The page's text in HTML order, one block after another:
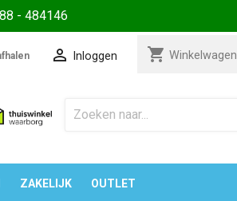
- 484146
 Inloggen shopping_cart Winkelwagen
ZAKELIJK OUTLET